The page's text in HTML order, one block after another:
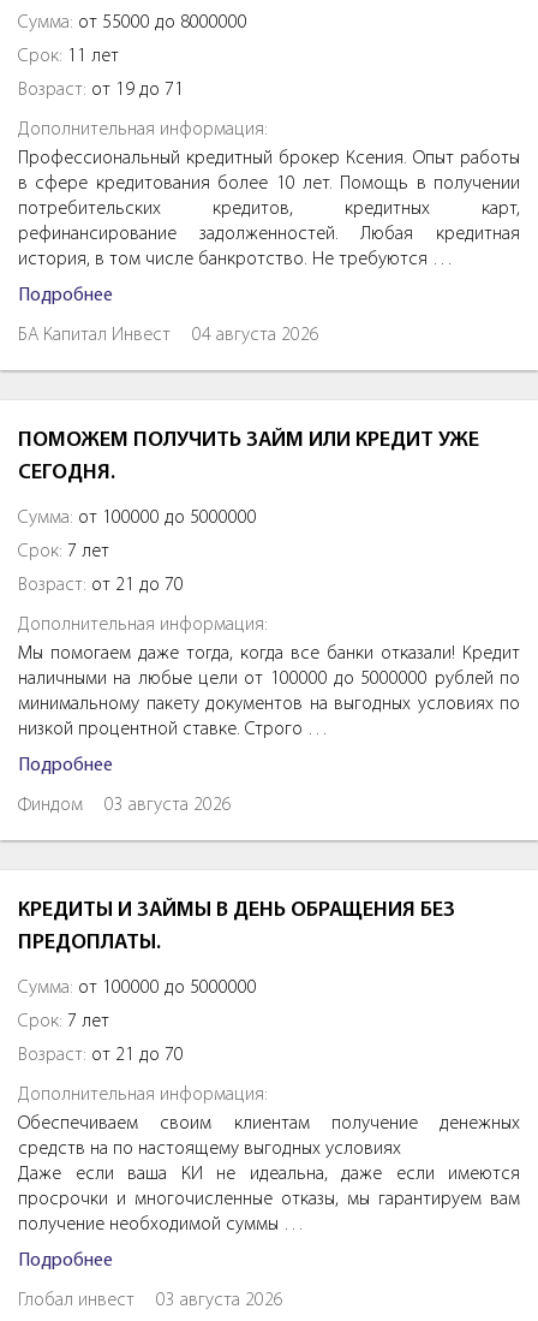
Сумма: от 55000 до 8000000
Срок: 11 лет
Возраст: от 19 до 71
Дополнительная информация:
Профессиональный кредитный брокер Ксения. Опыт работы
в сфере кредитования более 10 лет. Помощь в получении
потребительских кредитов, кредитных карт,
рефинансирование задолженностей. Любая кредитная
история, в том числе банкротство. Не требуются …
Подробнее
БА Капитал Инвест 04 августа 2026
ПОМОЖЕМ ПОЛУЧИТЬ ЗАЙМ ИЛИ КРЕДИТ УЖЕ
СЕГОДНЯ.
Сумма: от 100000 до 5000000
Срок: 7 лет
Возраст: от 21 до 70
Дополнительная информация:
Мы помогаем даже тогда, когда все банки отказали! Кредит
наличными на любые цели от 100000 до 5000000 рублей по
минимальному пакету документов на выгодных условиях по
низкой процентной ставке. Строго …
Подробнее
Финдом 03 августа 2026
КРЕДИТЫ И ЗАЙМЫ В ДЕНЬ ОБРАЩЕНИЯ БЕЗ
ПРЕДОПЛАТЫ.
Сумма: от 100000 до 5000000
Срок: 7 лет
Возраст: от 21 до 70
Дополнительная информация:
Обеспечиваем своим клиентам получение денежных
средств на по настоящему выгодных условиях
Даже если ваша КИ не идеальна, даже если имеются
просрочки и многочисленные отказы, мы гарантируем вам
получение необходимой суммы …
Подробнее
Глобал инвест 03 августа 2026